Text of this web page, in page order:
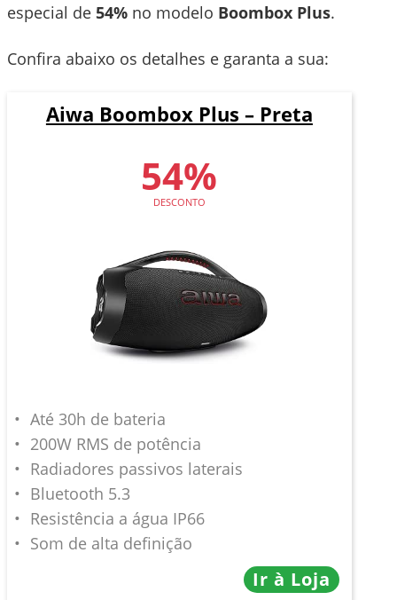
especial de 54% no modelo Boombox Plus.
Confira abaixo os detalhes e garanta a sua:
Aiwa Boombox Plus – Preta
54%
DESCONTO
Até 30h de bateria
200W RMS de potência
Radiadores passivos laterais
Bluetooth 5.3
Resistência a água IP66
Som de alta definição
Ir à Loja